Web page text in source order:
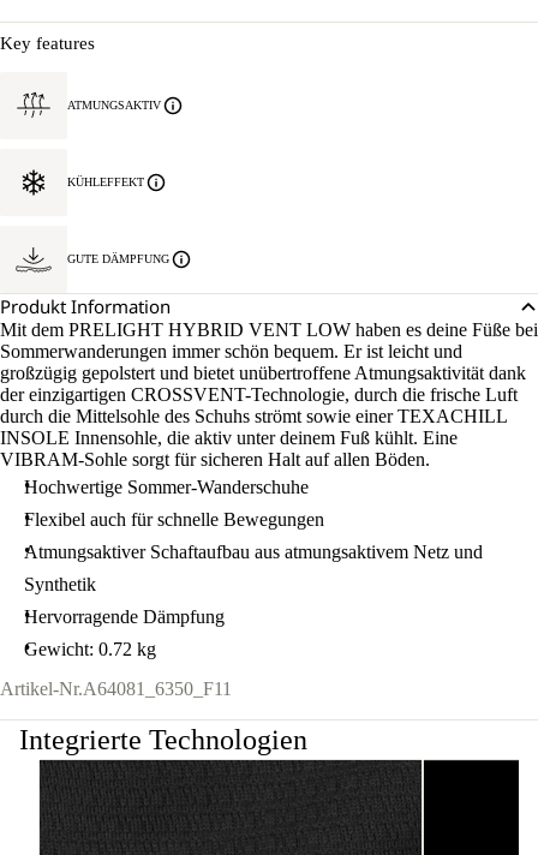
Key features
ATMUNGSAKTIV
KÜHLEFFEKT
GUTE DÄMPFUNG
Produkt Information
Mit dem PRELIGHT HYBRID VENT LOW haben es deine Füße bei
Sommerwanderungen immer schön bequem. Er ist leicht und
großzügig gepolstert und bietet unübertroffene Atmungsaktivität dank
der einzigartigen CROSSVENT-Technologie, durch die frische Luft
durch die Mittelsohle des Schuhs strömt sowie einer TEXACHILL
INSOLE Innensohle, die aktiv unter deinem Fuß kühlt. Eine
VIBRAM-Sohle sorgt für sicheren Halt auf allen Böden.
Hochwertige Sommer-Wanderschuhe
Flexibel auch für schnelle Bewegungen
Atmungsaktiver Schaftaufbau aus atmungsaktivem Netz und
Synthetik
Hervorragende Dämpfung
Gewicht: 0.72 kg
Artikel-Nr.A64081_6350_F11
Integrierte Technologien